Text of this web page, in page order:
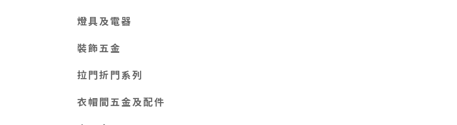
燈具及電器
裝飾五金
拉門折門系列
衣帽間五金及配件